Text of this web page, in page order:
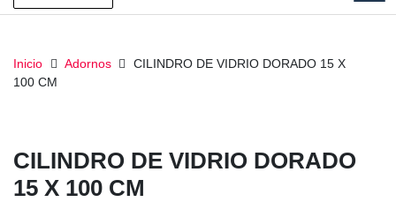
Inicio Adornos
CILINDRO DE VIDRIO DORADO 15 X
100 CM
CILINDRO DE VIDRIO DORADO
15 X 100 CM